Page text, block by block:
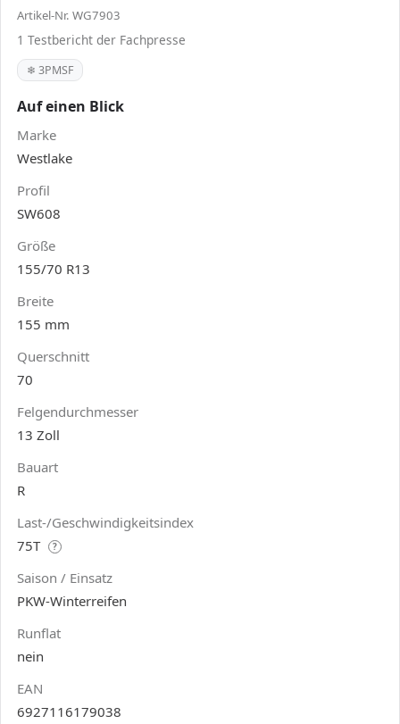
Artikel-Nr. WG7903
1 Testbericht der Fachpresse
❄ 3PMSF
Auf einen Blick
Marke
Westlake
Profil
SW608
Größe
155/70 R13
Breite
155 mm
Querschnitt
70
Felgendurchmesser
13 Zoll
Bauart
R
Last-/Geschwindigkeitsindex
75T
?
Saison / Einsatz
PKW-Winterreifen
Runflat
nein
EAN
6927116179038